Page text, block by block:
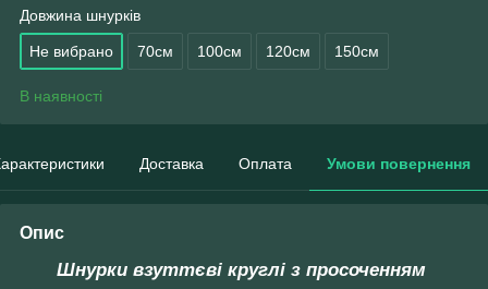
Довжина шнурків
Не вибрано 70см 100см 120см 150см
В наявності
Доставка Оплата Умови повернення
Опис
Шнурки взуттєві круглі з просоченням